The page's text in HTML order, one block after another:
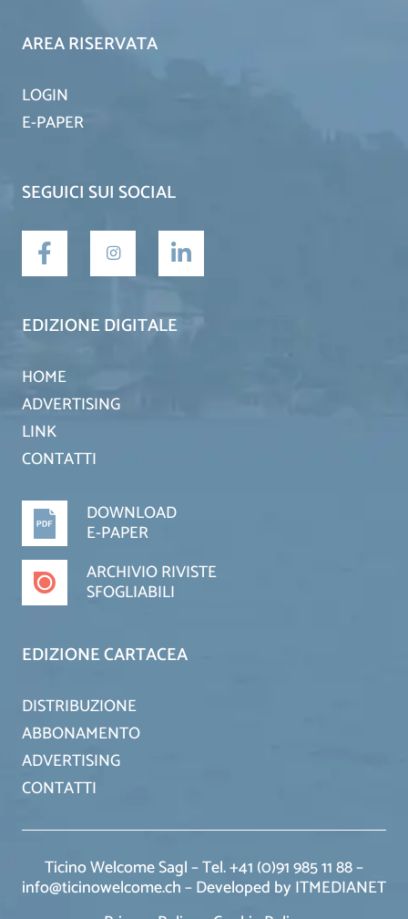
AREA RISERVATA
LOGIN
E-PAPER
SEGUICI SUI SOCIAL
EDIZIONE DIGITALE
HOME
ADVERTISING
LINK
CONTATTI
DOWNLOAD
E-PAPER
ARCHIVIO RIVISTE
SFOGLIABILI
EDIZIONE CARTACEA
DISTRIBUZIONE
ABBONAMENTO
ADVERTISING
CONTATTI
Ticino Welcome Sagl – Tel. +41 (0)91 985 11 88 –
info@ticinowelcome.ch –Developed by ITMEDIANET